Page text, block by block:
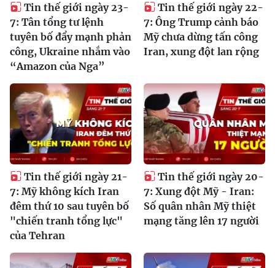
Tin thế giới ngày 23-
7: Tân tổng tư lệnh
tuyên bố đẩy mạnh phản
công, Ukraine nhắm vào
“Amazon của Nga”
Tin thế giới ngày 22-
7: Ông Trump cảnh báo
Mỹ chưa dừng tấn công
Iran, xung đột lan rộng
Tin thế giới ngày 21-
7: Mỹ không kích Iran
đêm thứ 10 sau tuyên bố
"chiến tranh tổng lực"
của Tehran
Tin thế giới ngày 20-
7: Xung đột Mỹ - Iran:
Số quân nhân Mỹ thiệt
mạng tăng lên 17 người